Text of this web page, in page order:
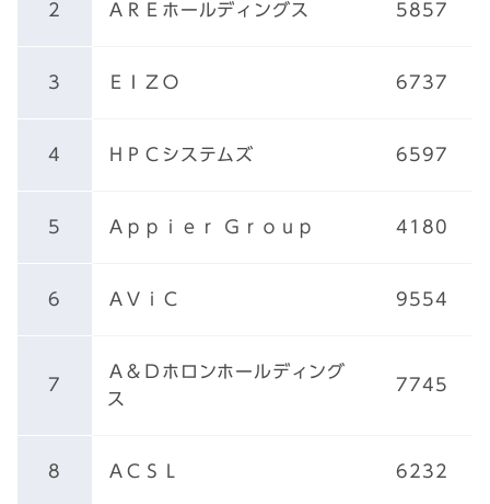
2 ＡＲＥホールディングス 5857
3 ＥＩＺＯ 6737
4 ＨＰＣシステムズ 6597
5 Ａｐｐｉｅｒ Ｇｒｏｕｐ 4180
6 ＡＶｉＣ 9554
7
Ａ＆Ｄホロンホールディング
ス
7745
8 ＡＣＳＬ 6232